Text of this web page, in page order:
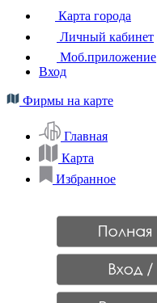
Карта города
Личный кабинет
Моб.приложение
Вход
Фирмы на карте
Главная
Карта
Избранное